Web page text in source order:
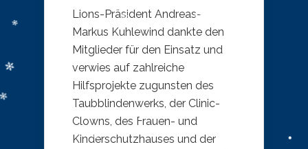
Lions-Präsident Andreas-
Markus Kuhlewind dankte den
Mitglieder für den Einsatz und
verwies auf zahlreiche
Hilfsprojekte zugunsten des
Taubblindenwerks, der Clinic-
Clowns, des Frauen- und
Kinderschutzhauses und der